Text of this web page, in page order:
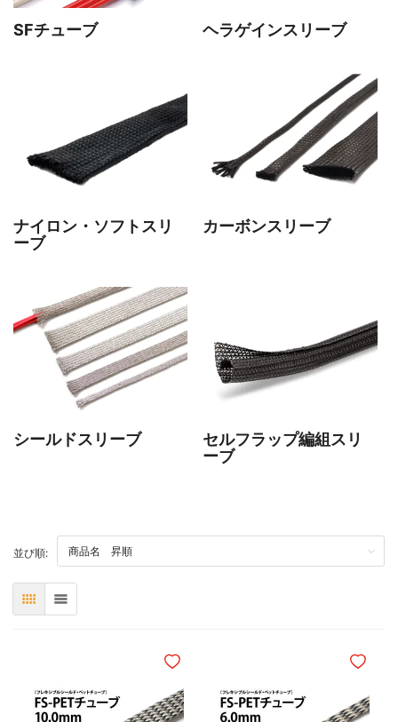
SFチューブ ヘラゲインスリーブ
ナイロン・ソフトスリ
ーブ
カーボンスリーブ
シールドスリーブ
セルフラップ編組スリ
ーブ
並び順:TOP
表 リスト
ほしいものリストに追加 ほしい